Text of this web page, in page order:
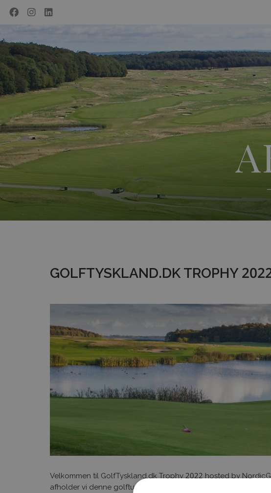
GOLFTYSKLAND.DK TROPHY
Velkommen til GolfTyskland.dk Trophy 2022 hosted by
afholder vi denne golfturnering i Danmark, med 8 indledende